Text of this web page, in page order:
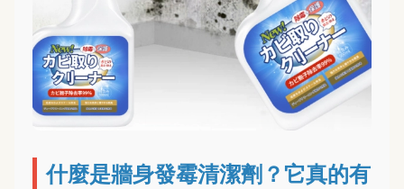
什麼是牆身發霉清潔劑？它真的有